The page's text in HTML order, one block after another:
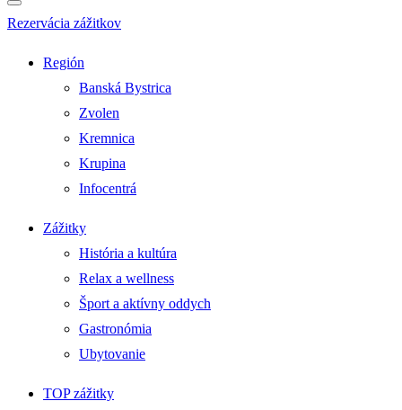
Rezervácia zážitkov
Región
Banská Bystrica
Zvolen
Kremnica
Krupina
Infocentrá
Zážitky
História a kultúra
Relax a wellness
Šport a aktívny oddych
Gastronómia
Ubytovanie
TOP zážitky